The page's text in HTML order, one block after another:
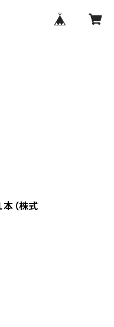
（株式